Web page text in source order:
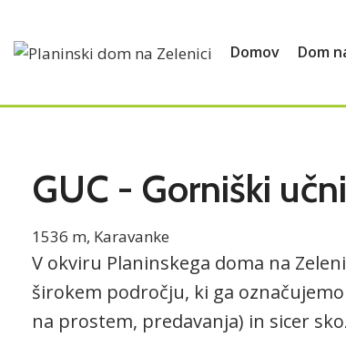
Domov Dom
GUC - Gorniški
1536 m, Karavanke
V okviru Planinskega doma na
širokem področju, ki ga
na prostem, predavanja) in sicer